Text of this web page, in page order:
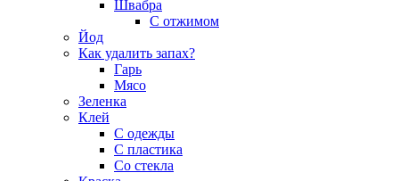
Швабра
С отжимом
Йод
Как удалить запах?
Гарь
Мясо
Зеленка
Клей
С одежды
С пластика
Со стекла